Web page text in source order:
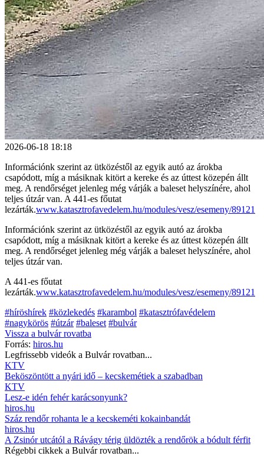
2026-06-18 18:18
Információnk szerint az ütközéstől az egyik autó az árokba
csapódott, míg a másiknak kitört a kereke és az úttest közepén állt
meg. A rendőrséget jelenleg még várják a baleset helyszínére, ahol
teljes útzár van. A 441-es főutat
lezárták.www.katasztrofavedelem.hu/modules/vesz/esemeny/89121
Információnk szerint az ütközéstől az egyik autó az árokba
csapódott, míg a másiknak kitört a kereke és az úttest közepén állt
meg. A rendőrséget jelenleg még várják a baleset helyszínére, ahol
teljes útzár van.
A 441-es főutat
lezárták.www.katasztrofavedelem.hu/modules/vesz/esemeny/89121
#híröshírek #közlekedés #karambol #katasztrófavédelem
#nagykörös #útzár #baleset #bulvár
Vissza a bulvárrovatba
Forrás: hiros.hu
Legfrissebb videók a Bulvárrovatban...
KTV
Beköszöntött a nyári idő – kecskemétiek a szabadban
KTV
Lesz-e idén fehér karácsonyunk?
hiros.hu
Száz rendőr rohanta le a kecskeméti kokainbandát
hiros.hu
A Zsinór utcától a Rávágy térig üldözték a rendőrök a bódult férfit
Régebbi cikkek a Bulvárrovatban...